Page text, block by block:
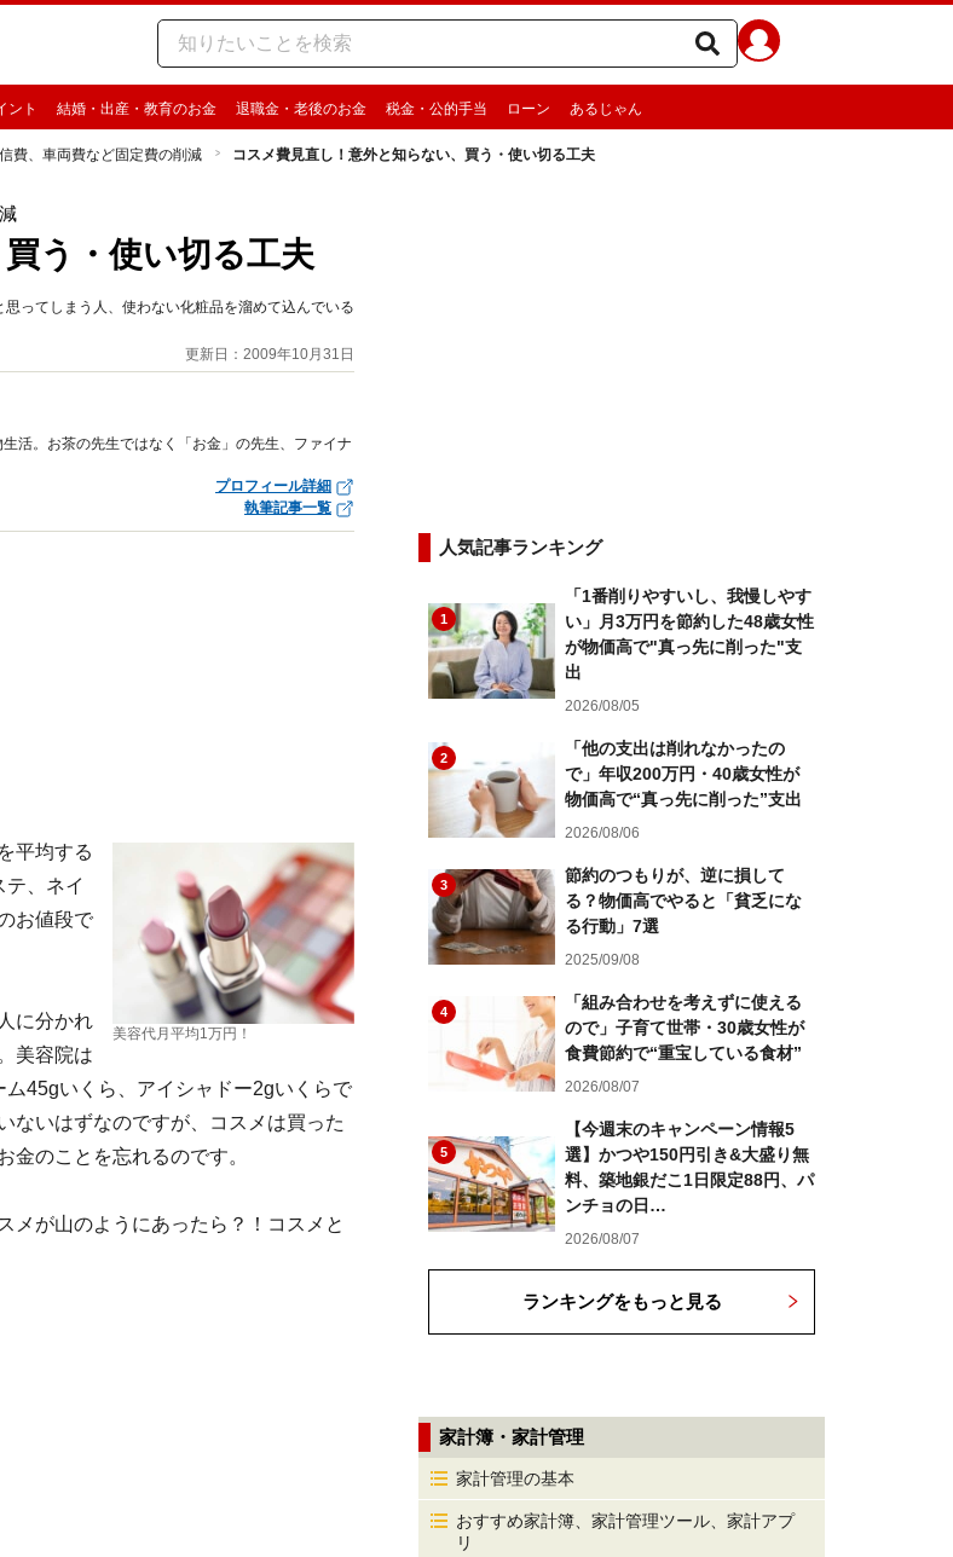
ント 結婚・出産・教育のお金 退職金・老後のお金 税金・公的手当 ローン あるじゃん
費、車両費など固定費の削減 コスメ費見直し！意外と知らない、買う・使い切る工夫
う・使い切る工夫
ってしまう人、使わない化粧品を溜めて込んでいる
更新日：2009年10月31日
活。お茶の先生ではなく「お金」の先生、ファイナ
プロフィール詳細
執筆記事一覧
美容代月平均1万円！
平均する
、ネイ
お値段で
に分かれ
美容院は
45gいくら、アイシャドー2gいくらで
ないはずなのですが、コスメは買った
金のことを忘れるのです。
メが山のようにあったら？！コスメと
人気記事ランキング
1
「1番削りやすいし、我慢しやす
い」月3万円を節約した48歳女性
が物価高で"真っ先に削った"支
出
2026/08/05
2
「他の支出は削れなかったの
で」年収200万円・40歳女性が
物価高で“真っ先に削った”支出
2026/08/06
3
節約のつもりが、逆に損して
る？物価高でやると「貧乏にな
る行動」7選
2025/09/08
4
「組み合わせを考えずに使える
ので」子育て世帯・30歳女性が
食費節約で“重宝している食材”
2026/08/07
5
【今週末のキャンペーン情報5
選】かつや150円引き&大盛り無
料、築地銀だこ1日限定88円、パ
ンチョの日…
2026/08/07
ランキングをもっと見る
家計簿・家計管理
家計管理の基本
おすすめ家計簿、家計管理ツール、家計アプ
リ